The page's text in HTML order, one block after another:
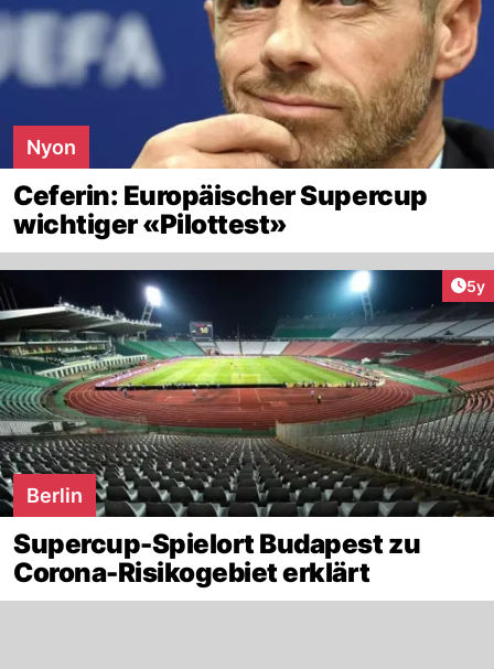
Nyon
Ceferin: Europäischer Supercup
wichtiger «Pilottest»
5y
Berlin
Supercup-Spielort Budapest zu
Corona-Risikogebiet erklärt